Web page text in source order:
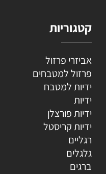
קטגוריות
אביזרי פרזול
פרזול למטבחים
ידיות למטבח
ידיות
ידיות פורצלן
ידיות קריסטל
רגליים
גלגלים
ברגים